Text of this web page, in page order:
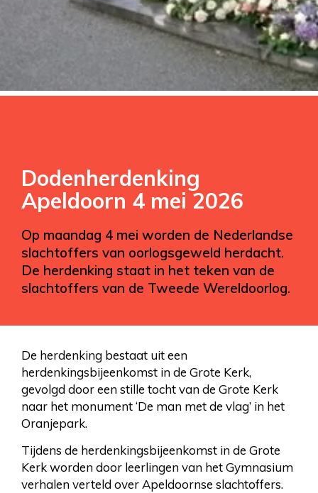
Dodenherdenking
Apeldoorn 4 mei 2026
Op maandag 4 mei worden de Nederlandse
slachtoffers van oorlogsgeweld herdacht.
De herdenking staat in het teken van de
slachtoffers van de Tweede Wereldoorlog.
De herdenking bestaat uit een
herdenkingsbijeenkomst in de Grote Kerk,
gevolgd door een stille tocht van de Grote Kerk
naar het monument ‘De man met de vlag’ in het
Oranjepark.
Tijdens de herdenkingsbijeenkomst in de Grote
Kerk worden door leerlingen van het Gymnasium
verhalen verteld over Apeldoornse slachtoffers.